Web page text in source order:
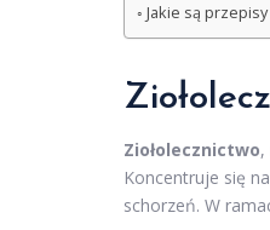
Jakie są
Ziołolecznictwo,
Koncentruje się
schorzeń. W